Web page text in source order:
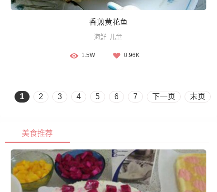
香煎黄花鱼
海鲜 儿童
1.5W 0.96K
1 2 3 4 5 6 7 下一页 末页
美食推荐